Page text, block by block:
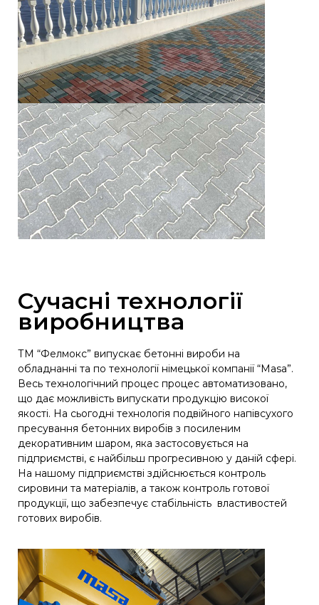
Сучасні технології
виробництва
ТМ “Фелмокс” випускає бетонні вироби на
обладнанні та по технології німецької компанії “Masa”.
Весь технологічний процес процес автоматизовано,
що дає можливість випускати продукцію високої
якості. На сьогодні технологія подвійного напівсухого
пресування бетонних виробів з посиленим
декоративним шаром, яка застосовується на
підприємстві, є найбільш прогресивною у даній сфері.
На нашому підприємстві здійснюється контроль
сировини та матеріалів, а також контроль готової
продукції, що забезпечує стабільність властивостей
готових виробів.